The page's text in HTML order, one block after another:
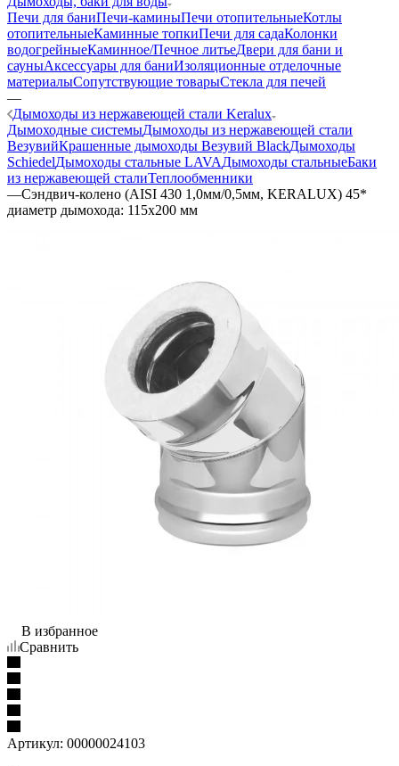
Печи для баниПечи-каминыПечи отопительныеКотлы
отопительныеКаминные топкиПечи для садаКолонки
водогрейныеКаминное/Печное литьеДвери для бани и
сауныАксессуары для баниИзоляционные отделочные
материалыСопутствующие товарыСтекла для печей
—
Дымоходы из нержавеющей стали Keralux
Дымоходные системыДымоходы из нержавеющей стали
ВезувийКрашенные дымоходы Везувий BlackДымоходы
SchiedelДымоходы стальные LAVAДымоходы стальныеБаки
из нержавеющей сталиТеплообменники
—Сэндвич-колено (AISI 430 1,0мм/0,5мм, KERALUX) 45*
диаметр дымохода: 115х200 мм
В избранное
Сравнить
Артикул: 00000024103